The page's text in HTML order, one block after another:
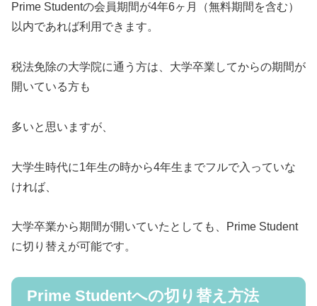
Prime Studentの会員期間が4年6ヶ月（無料期間を含む）
以内であれば利用できます。
税法免除の大学院に通う方は、大学卒業してからの期間が
開いている方も
多いと思いますが、
大学生時代に1年生の時から4年生までフルで入っていな
ければ、
大学卒業から期間が開いていたとしても、Prime Student
に切り替えが可能です。
Prime Studentへの切り替え方法